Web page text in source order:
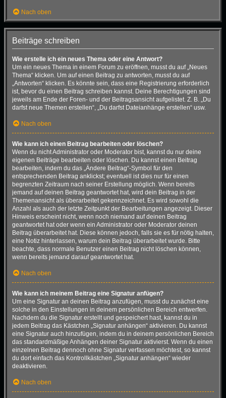
Nach oben
Beiträge schreiben
Wie erstelle ich ein neues Thema oder eine Antwort?
Um ein neues Thema in einem Forum zu eröffnen, musst du auf „Neues
Thema“ klicken. Um auf einen Beitrag zu antworten, musst du auf
„Antworten“ klicken. Es könnte sein, dass eine Registrierung erforderlich
ist, bevor du einen Beitrag schreiben kannst. Deine Berechtigungen sind
jeweils am Ende der Foren- und der Beitragsansicht aufgelistet. Z. B. „Du
darfst neue Themen erstellen“, „Du darfst Dateianhänge erstellen“ usw.
Nach oben
Wie kann ich einen Beitrag bearbeiten oder löschen?
Wenn du nicht Administrator oder Moderator bist, kannst du nur deine
eigenen Beiträge bearbeiten oder löschen. Du kannst einen Beitrag
bearbeiten, indem du das „Ändere Beitrag“-Symbol für den
entsprechenden Beitrag anklickst; eventuell ist dies nur für einen
begrenzten Zeitraum nach seiner Erstellung möglich. Wenn bereits
jemand auf deinen Beitrag geantwortet hat, wird dein Beitrag in der
Themenansicht als überarbeitet gekennzeichnet. Es wird sowohl die
Anzahl als auch der letzte Zeitpunkt der Bearbeitungen angezeigt. Dieser
Hinweis erscheint nicht, wenn noch niemand auf deinen Beitrag
geantwortet hat oder wenn ein Administrator oder Moderator deinen
Beitrag überarbeitet hat. Diese können jedoch, falls sie es für nötig halten,
eine Notiz hinterlassen, warum dein Beitrag überarbeitet wurde. Bitte
beachte, dass normale Benutzer einen Beitrag nicht löschen können,
wenn bereits jemand darauf geantwortet hat.
Nach oben
Wie kann ich meinem Beitrag eine Signatur anfügen?
Um eine Signatur an deinen Beitrag anzufügen, musst du zunächst eine
solche in den Einstellungen in deinem persönlichen Bereich entwerfen.
Nachdem du die Signatur erstellt und gespeichert hast, kannst du in
jedem Beitrag das Kästchen „Signatur anhängen“ aktivieren. Du kannst
eine Signatur auch hinzufügen, indem du in deinem persönlichen Bereich
das standardmäßige Anhängen deiner Signatur aktivierst. Wenn du einen
einzelnen Beitrag dennoch ohne Signatur verfassen möchtest, so kannst
du dort einfach das Kontrollkästchen „Signatur anhängen“ wieder
deaktivieren.
Nach oben